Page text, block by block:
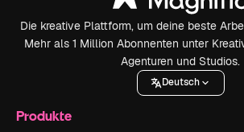
Die kreative Plattform, um deine beste
Mehr als 1 Million Abonnenten unter
Agenturen und Studios.
Deutsch
Produkte